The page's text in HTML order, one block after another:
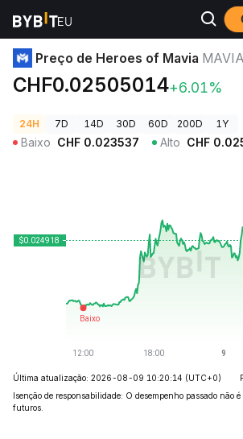
Preços de Criptomoedas Preço de Heroes of
Preço de Heroes of Mavia MAVIA
CHF0.02505014+6.01%
24H 7D 14D 30D 60D 200D 1Y
Baixo CHF 0.023537 Alto CHF
Última atualização: 2026-08-09 10:20:14 (UTC+0)
Isenção de responsabilidade: O desempenho passado não
futuros.